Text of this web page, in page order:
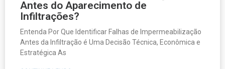
Antes do Aparecimento de
Infiltrações?
Entenda Por Que Identificar Falhas de Impermeabilização
Antes da Infiltração é Uma Decisão Técnica, Econômica e
Estratégica As